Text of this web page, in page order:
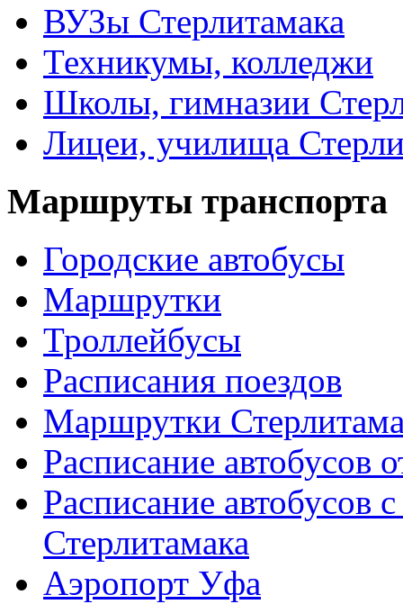
ВУЗы Стерлитамака
Техникумы, колледжи
Школы, гимназии
Лицеи, училища
Маршруты транспорта
Городские автобусы
Маршрутки
Троллейбусы
Расписания поездов
Маршрутки
Расписание автобусов
Расписание автобусов
Стерлитамака
Аэропорт Уфа